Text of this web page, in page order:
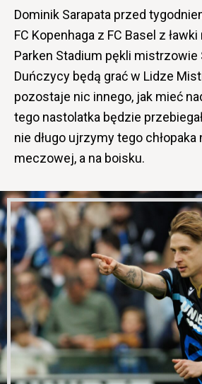
Dominik Sarapata przed
FC Kopenhaga z FC Basel z
Parken Stadium pękli mistrzowie
Duńczycy będą grać w Lidze
pozostaje nic innego, jak mieć
tego nastolatka będzie
nie długo ujrzymy tego chłopaka
meczowej, a na boisku.